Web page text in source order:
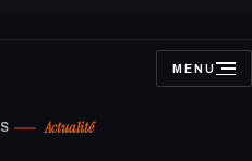
MENU
OUVRIR
LE
Actualité